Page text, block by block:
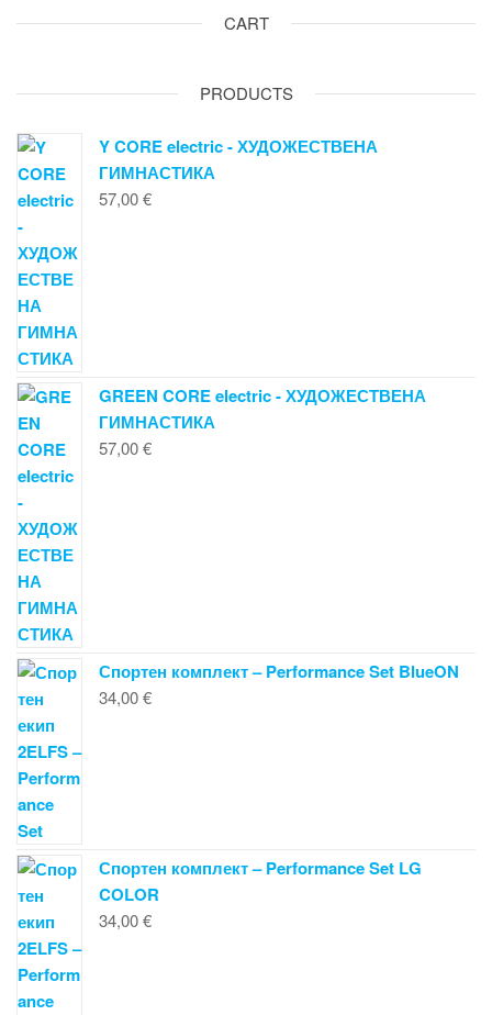
chosen
the
product
CART
PRODUCTS
Y CORE electric - ХУДОЖЕСТВЕНА
ГИМНАСТИКА
57,00€
GREEN CORE electric - ХУДОЖЕСТВЕНА
ГИМНАСТИКА
57,00€
Спортен комплект – Performance Set BlueON
34,00€
Спортен комплект – Performance Set LG
COLOR
34,00€